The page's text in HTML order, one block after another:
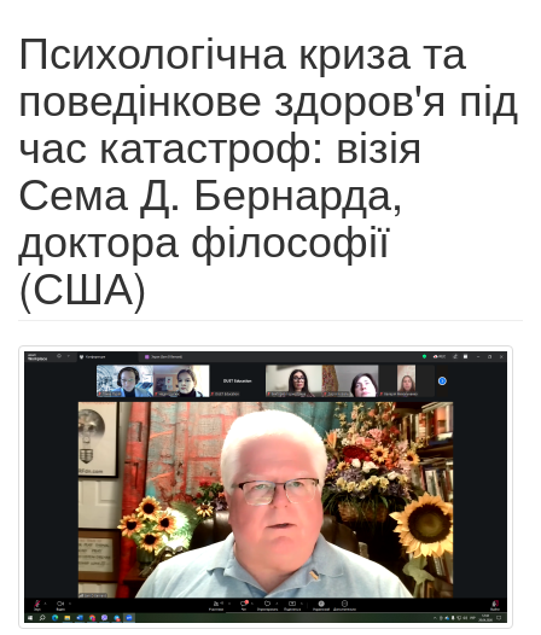
Психологічна криза та
поведінкове здоров'я під
час катастроф: візія
Сема Д. Бернарда,
доктора філософії
(США)